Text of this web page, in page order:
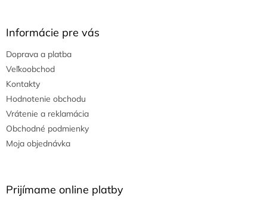
Informácie pre vás
Doprava a platba
Veľkoobchod
Kontakty
Hodnotenie obchodu
Vrátenie a reklamácia
Obchodné podmienky
Moja objednávka
Prijímame online platby